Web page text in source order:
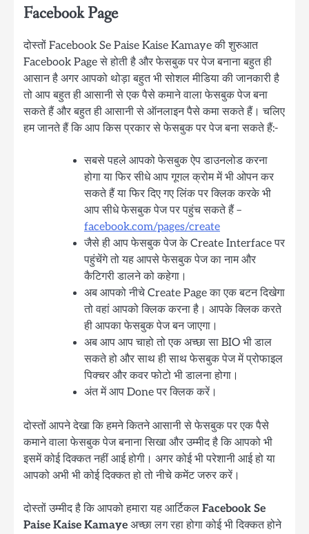
Facebook Page
दोस्तों Facebook Se Paise Kaise Kamaye की शुरुआत
Facebook Page से होती है और फेसबुक पर पेज बनाना बहुत ही
आसान है अगर आपको थोड़ा बहुत भी सोशल मीडिया की जानकारी है
तो आप बहुत ही आसानी से एक पैसे कमाने वाला फेसबुक पेज बना
सकते हैं और बहुत ही आसानी से ऑनलाइन पैसे कमा सकते हैं। चलिए
हम जानते हैं कि आप किस प्रकार से फेसबुक पर पेज बना सकते हैं:-
सबसे पहले आपको फेसबुक ऐप डाउनलोड करना
होगा या फिर सीधे आप गूगल क्रोम में भी ओपन कर
सकते हैं या फिर दिए गए लिंक पर क्लिक करके भी
आप सीधे फेसबुक पेज पर पहुंच सकते हैं –
facebook.com/pages/create
जैसे ही आप फेसबुक पेज के Create Interface पर
पहुंचेंगे तो यह आपसे फेसबुक पेज का नाम और
कैटिगरी डालने को कहेगा।
अब आपको नीचे Create Page का एक बटन दिखेगा
तो वहां आपको क्लिक करना है। आपके क्लिक करते
ही आपका फेसबुक पेज बन जाएगा।
अब आप आप चाहो तो एक अच्छा सा BIO भी डाल
सकते हो और साथ ही साथ फेसबुक पेज में प्रोफाइल
पिक्चर और कवर फोटो भी डालना होगा।
अंत में आप Done पर क्लिक करें।
दोस्तों आपने देखा कि हमने कितने आसानी से फेसबुक पर एक पैसे
कमाने वाला फेसबुक पेज बनाना सिखा और उम्मीद है कि आपको भी
इसमें कोई दिक्कत नहीं आई होगी। अगर कोई भी परेशानी आई हो या
आपको अभी भी कोई दिक्कत हो तो नीचे कमेंट जरुर करें।
दोस्तों उम्मीद है कि आपको हमारा यह आर्टिकल Facebook Se
Paise Kaise Kamaye अच्छा लग रहा होगा कोई भी दिक्कत होने